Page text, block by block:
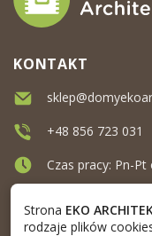
KONTAKT
+48 856 723 031
Czas pracy: Pn-
Strona EKO
rodzaje plików